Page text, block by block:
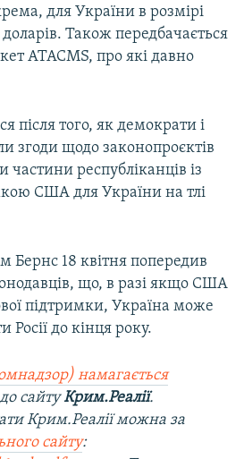
для України в розмірі
Також передбачається
ATACMS, про які давно
після того, як демократи і
згоди щодо законопроєктів
частини республіканців із
США для України на тлі
Бернс 18 квітня попередив
що, в разі якщо США
підтримки, Україна може
Росії до кінця року.
намагається
сайтуКрим.Реалії.
Крим.Реалії можна за
сайту: